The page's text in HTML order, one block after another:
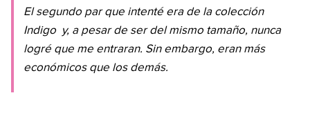
El segundo par que intenté era de la colección
Indigo y, a pesar de ser del mismo tamaño, nunca
logré que me entraran. Sin embargo, eran más
económicos que los demás.